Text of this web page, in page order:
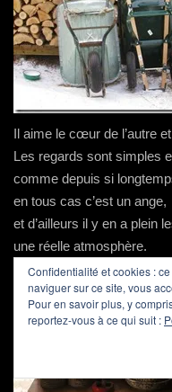
Il aime le cœur de l’autre
Les regards sont simples
comme depuis si
en tous cas c’est un ange,
et d’ailleurs il y en a plein
une réelle atmosphère.
Confidentialité et cookies :
naviguer sur ce site, vous
Pour en savoir plus, y
reportez-vous à ce qui suit :